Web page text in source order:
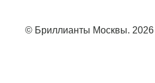
© Бриллианты Москвы. 2026